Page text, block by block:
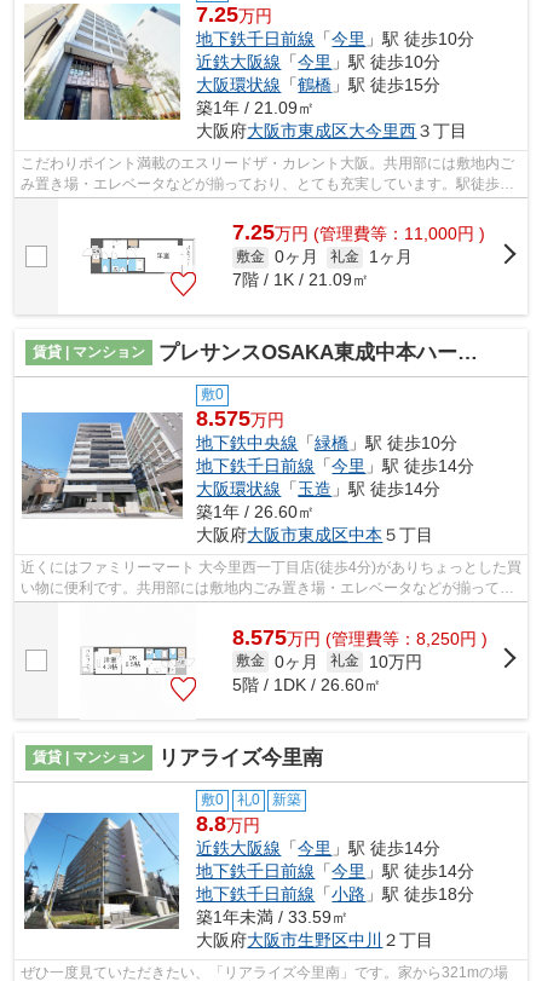
7.25万円
地下鉄千日前線 「今里 」駅 徒歩10分
近鉄大阪線 「今里 」駅 徒歩10分
大阪環状線 「鶴橋 」駅 徒歩15分
築1年 / 21.09㎡
大阪府大阪市東成区大今里西３丁目
こだわりポイント満載のエスリードザ・カレント大阪。共用部には敷地内ご
み置き場・エレベータなどが揃っており、とても充実しています。駅徒歩10
分に駅が立地する物件なので、電車を...
7.25万円 (管理費等：11,000円 )
敷金 0ヶ月 礼金
1ヶ月
7階 / 1K / 21.09㎡
賃貸 | マンション プレサンスOSAKA東成中本ハーヴィル
敷0
8.575万円
地下鉄中央線 「緑橋 」駅 徒歩10分
地下鉄千日前線 「今里 」駅 徒歩14分
大阪環状線 「玉造 」駅 徒歩14分
築1年 / 26.60㎡
大阪府大阪市東成区中本 ５丁目
近くにはファミリーマート 大今里西一丁目店(徒歩4分)がありちょっとした買
い物に便利です。共用部には敷地内ごみ置き場・エレベータなどが揃ってお
8.575万円 (管理費等：8,250円 )
敷金 0ヶ月 礼金
10万円
5階 / 1DK / 26.60㎡
賃貸 | マンション リアライズ今里南
敷0 礼0 新築
8.8万円
近鉄大阪線 「今里 」駅 徒歩14分
地下鉄千日前線 「今里 」駅 徒歩14分
地下鉄千日前線 「小路 」駅 徒歩18分
築1年未満 / 33.59㎡
大阪府大阪市生野区中川 ２丁目
ぜひ一度見ていただきたい、「リアライズ今里南」です。家から321mの場